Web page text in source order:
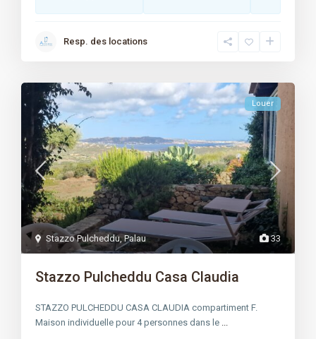
Resp. des locations
33
Stazzo Pulcheddu,Palau
Louer
Stazzo Pulcheddu Casa Claudia
STAZZO PULCHEDDU CASA CLAUDIA compartiment F.
Maison individuelle pour 4 personnes dans le